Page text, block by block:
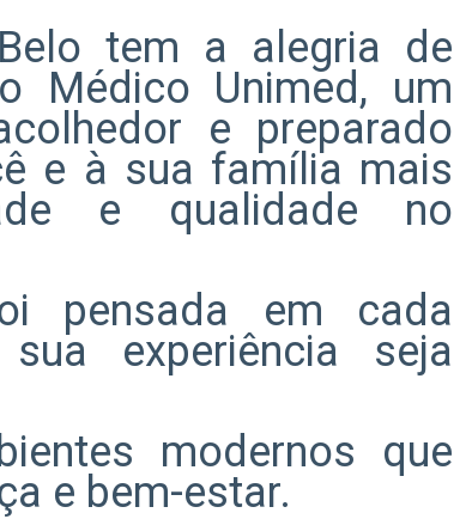
tem a alegria de
Médico Unimed, um
e preparado
e à sua família mais
e qualidade no
pensada em cada
experiência seja
modernos que
e bem-estar.